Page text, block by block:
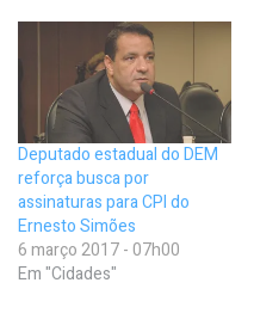
Deputado estadual do DEM
reforça busca por
assinaturas para CPI do
Ernesto Simões
6 março 2017 - 07h00
Em "Cidades"